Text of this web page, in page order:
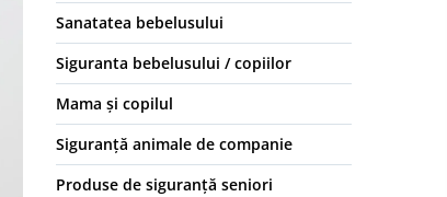
Sanatatea bebelusului
Siguranta bebelusului / copiilor
Mama și copilul
Siguranță animale de companie
Produse de siguranță seniori